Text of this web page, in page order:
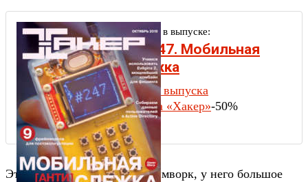
Другие статьи в выпуске:
Xakep #247. Мобильная
антислежка
Содержание выпуска
Подписка на «Хакер»-50%
Это самый популярный фреймворк, у него большое